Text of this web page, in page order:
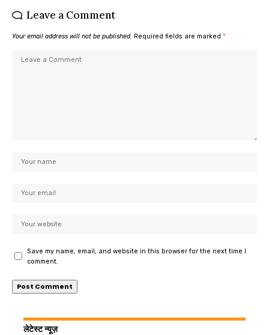
Leave a Comment
Your email address will not be published. Required fields are marked *
Save my name, email, and website in this browser for the next time I
comment.
लेटेस्ट न्यूज़